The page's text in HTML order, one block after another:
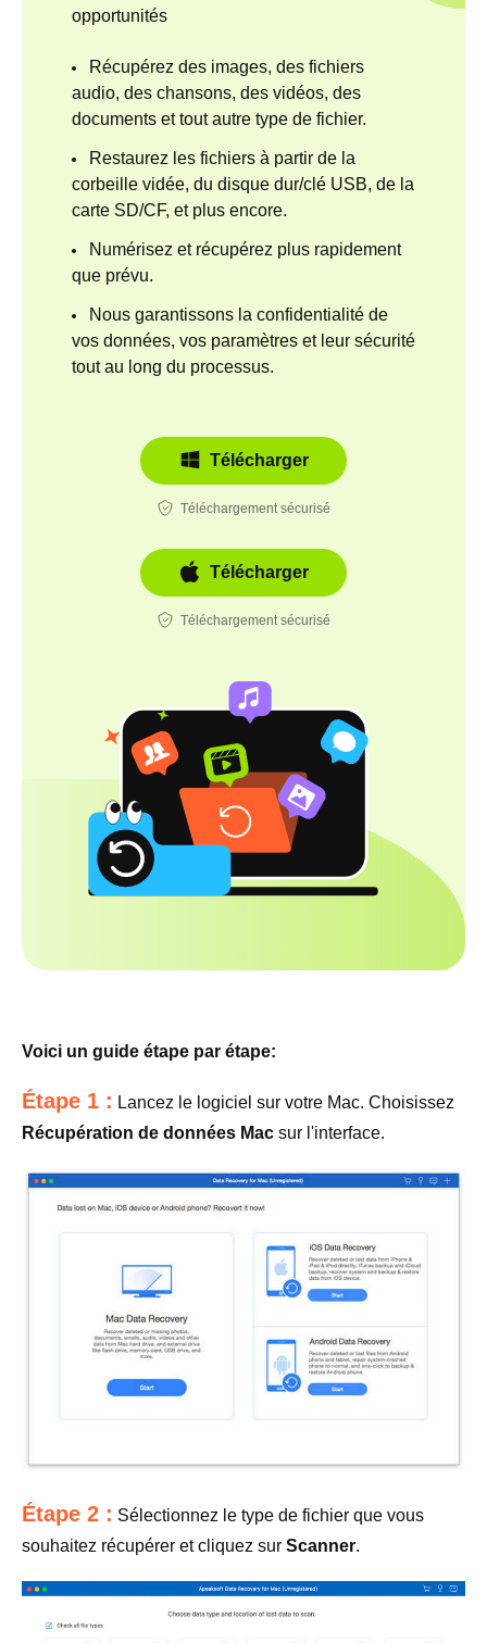
opportunités
Récupérez des images, des fichiers
audio, des chansons, des vidéos, des
documents et tout autre type de fichier.
Restaurez les fichiers à partir de la
corbeille vidée, du disque dur/clé USB, de la
carte SD/CF, et plus encore.
Numérisez et récupérez plus rapidement
que prévu.
Nous garantissons la confidentialité de
vos données, vos paramètres et leur sécurité
tout au long du processus.
Télécharger
Téléchargement sécurisé
Télécharger
Téléchargement sécurisé
Voici un guide étape par étape:
Étape 1 : Lancez le logiciel sur votre Mac. Choisissez
Récupération de données Mac sur l'interface.
Étape 2 : Sélectionnez le type de fichier que vous
souhaitez récupérer et cliquez sur Scanner.